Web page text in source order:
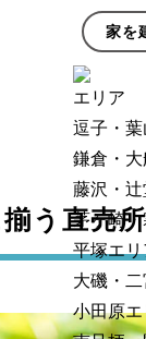
家を
エリア
逗子・
鎌倉・
藤沢・
茅ヶ崎
平塚エ
大磯・
小田原
う直売